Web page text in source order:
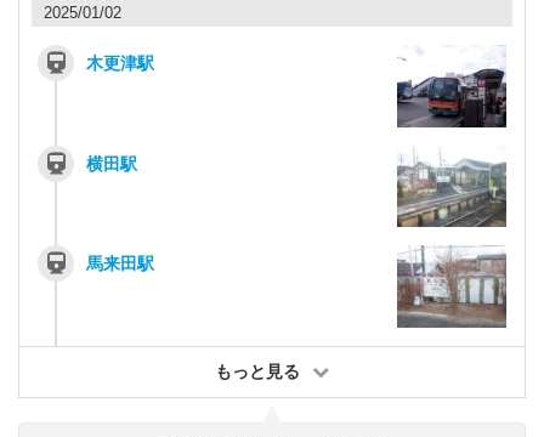
2025/01/02
木更津駅
横田駅
馬来田駅
もっと見る